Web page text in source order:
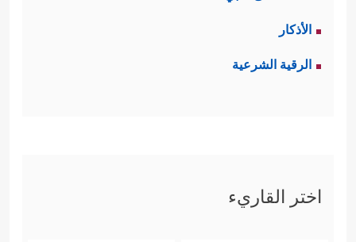
الأذكار
الرقية الشرعية
اختر القاريء